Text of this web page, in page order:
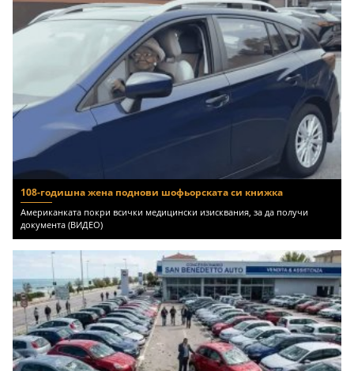
108-годишна жена поднови шофьорската си книжка
Американката покри всички медицински изисквания, за да получи
документа (ВИДЕО)